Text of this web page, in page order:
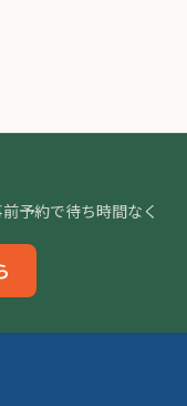
予約で待ち時間なく